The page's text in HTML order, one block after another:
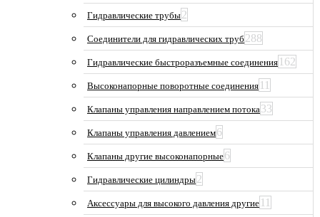
Гидравлические трубы2
Соединители для гидравлических труб 288
Гидравлические быстроразъемные соединения 162
Высоконапорные поворотные соединения 11
Клапаны управления направлением потока33
Клапаны управления давлением6
Клапаны другие высоконапорные6
Гидравлические цилиндры2
Аксессуары для высокого давления другие 11